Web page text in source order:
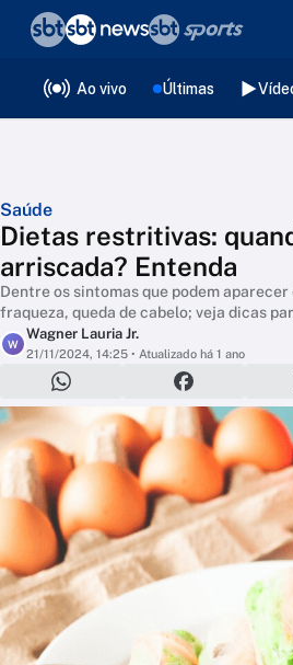
Ao vivo Últimas
Saúde
Dietas restritivas:
arriscada? Entenda
Dentre os sintomas que podem
fraqueza, queda de cabelo; veja dicas
W
Wagner Lauria Jr.
21/11/2024, 14:25 • Atualizado há 1 ano
❮voltar
Editorias